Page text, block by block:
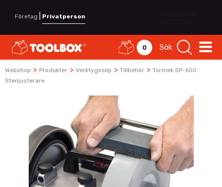
Företag Privatperson
0 Sök
Webshop > Produkter > Verktygsslip > Tillbehör > Tormek SP-650
Stenjusterare